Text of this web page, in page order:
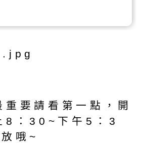
重要請看第一點，開
8：30~下午5：3
哦~